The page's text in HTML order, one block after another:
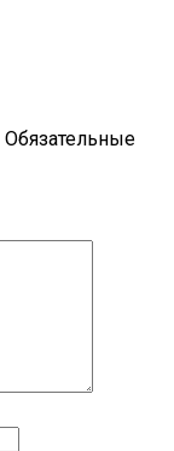
Обязательные